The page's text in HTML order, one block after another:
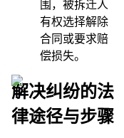
围，被拆迁人
有权选择解除
合同或要求赔
偿损失。
解决纠纷的法
律途径与步骤